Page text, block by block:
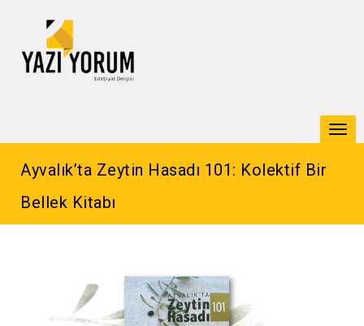
Ayvalık’ta Zeytin Hasadı 101: Kolektif Bir
Bellek Kitabı